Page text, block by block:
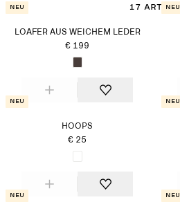
17 Artikel
Neu
LOAFER AUS WEICHEM LEDER
€ 199
Neu
Neu
HOOPS
€ 25
Neu
Neu Neu